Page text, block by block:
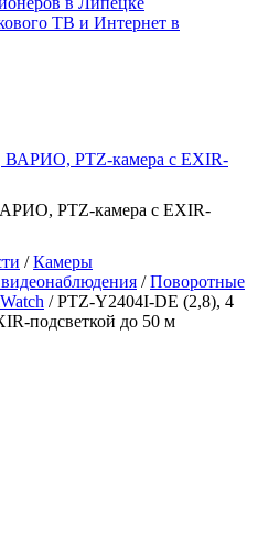
ТВ и Интернет в
PTZ-камера c EXIR-
/Камеры
/Поворотные
/ PTZ-Y2404I-DE (2,8), 4
подсветкой до 50 м